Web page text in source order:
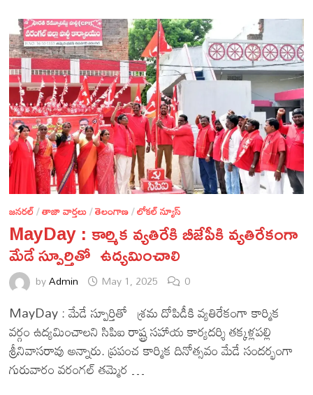
జనరల్/తాజా వార్తలు/తెలంగాణ/లోకల్ న్యూస్
MayDay : కార్మిక వ్యతిరేకి బీజేపీకి వ్యతిరేకంగా
మేడే స్పూర్తితో ఉద్యమించాలి
byAdmin May 1, 2025 0
MayDay : మేడే స్పూర్తితో శ్రమ దోపిడీకి వ్యతిరేకంగా కార్మిక
వర్గం ఉద్యమించాలని సిపిఐ రాష్ట్ర సహాయ కార్యదర్శి తక్కళ్లపల్లి
శ్రీనివాసరావు అన్నారు. ప్రపంచ కార్మిక దినోత్సవం మేడే సందర్భంగా
గురువారం వరంగల్ తమ్మెర …